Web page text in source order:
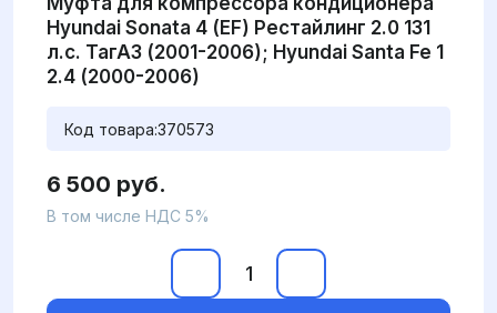
Hyundai Sonata 4 (EF) Рестайлинг 2.0 131
л.с. ТагАЗ (2001-2006); Hyundai Santa Fe 1
2.4 (2000-2006)
Код товара:370573
6 500 руб.
В том числе НДС 5%